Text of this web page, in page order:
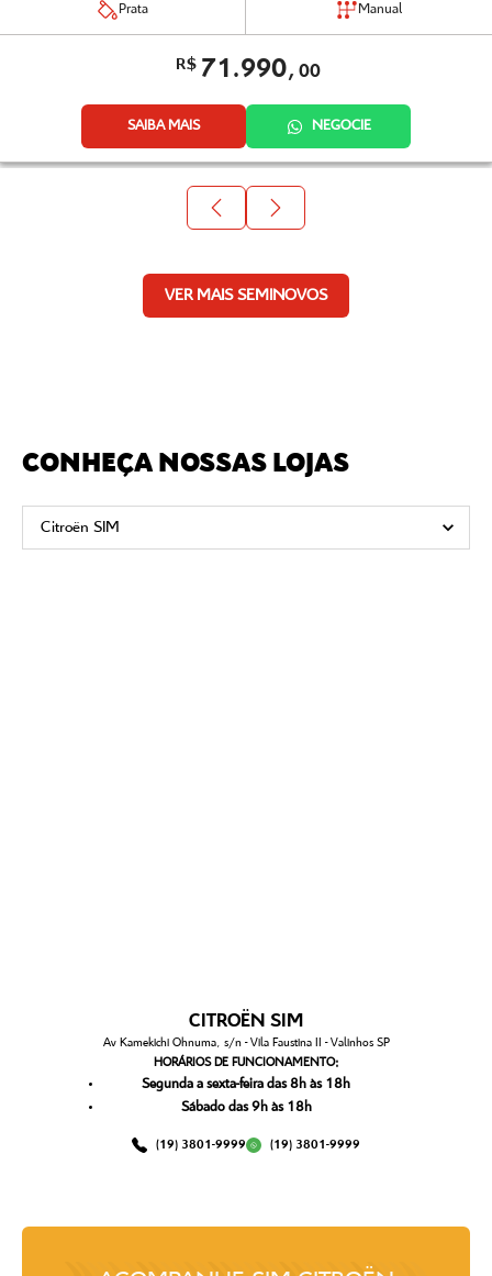
Prata Manual
R$71.990, 00
SAIBA MAIS NEGOCIE
VER MAIS SEMINOVOS
CONHEÇA NOSSAS LOJAS
CITROËN SIM
Av Kamekichi Ohnuma, s/n - Vila Faustina II - Valinhos SP
HORÁRIOS DE FUNCIONAMENTO:
Segunda a sexta-feira das 8h às 18h
Sábado das 9h às 18h
(19) 3801-9999 (19) 3801-9999